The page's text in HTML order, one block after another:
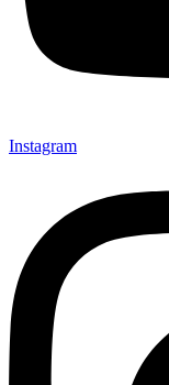
Instagram